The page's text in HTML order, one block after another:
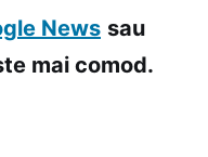
News sau
mai comod.